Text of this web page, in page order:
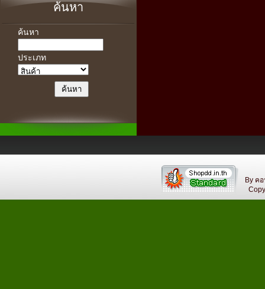
ค้นหา
ค้นหา
ประเภท
By ค